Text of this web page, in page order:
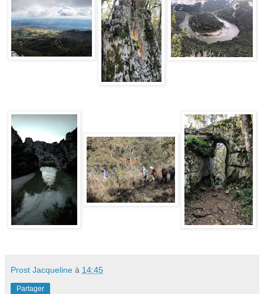
Prost Jacqueline à 14:45
Partager